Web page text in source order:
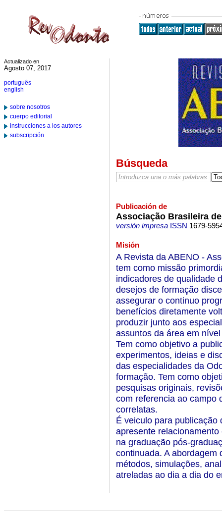
Actualizado en
Agosto 07, 2017
português
english
sobre nosotros
cuerpo editorial
instrucciones a los autores
subscripción
Búsqueda
Publicación de
Associação Brasileira
versión impresaISSN 1679-
Misión
A Revista da ABENO -
tem como missão
indicadores de qualidade
desejos de formação
assegurar o continuo
benefícios diretamente
produzir junto aos
assuntos da área em
Tem como objetivo a
experimentos, ideias e
das especialidades da
formação. Tem como
pesquisas originais,
com referencia ao campo
correlatas.
É veiculo para publicação
apresente
na graduação pós-
continuada. A abordagem
métodos, simulações,
atreladas ao dia a dia do